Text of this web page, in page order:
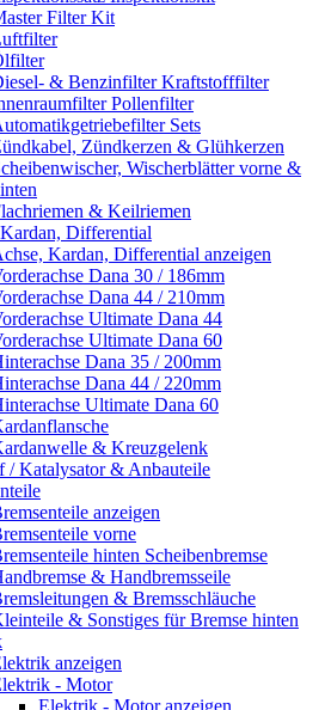
Filter Kit
& Benzinfilter Kraftstofffilter
Pollenfilter
Sets
Zündkerzen & Glühkerzen
Wischerblätter vorne &
& Keilriemen
Differential
Kardan, Differential anzeigen
Dana 30 / 186mm
Dana 44 / 210mm
Ultimate Dana 44
Ultimate Dana 60
Dana 35 / 200mm
Dana 44 / 220mm
Ultimate Dana 60
& Kreuzgelenk
/ Katalysator & Anbauteile
anzeigen
vorne
hinten Scheibenbremse
& Handbremsseile
& Bremsschläuche
& Sonstiges für Bremse hinten
anzeigen
- Motor
Elektrik - Motor anzeigen